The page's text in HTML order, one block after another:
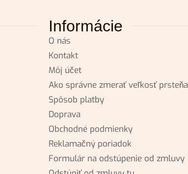
Informácie
O nás
Kontakt
Môj účet
Ako správne zmerať veľkosť prsteňa
Spôsob platby
Doprava
Obchodné podmienky
Reklamačný poriadok
Formulár na odstúpenie od zmluvy